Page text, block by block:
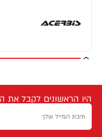
היו הראשונים לקבל את